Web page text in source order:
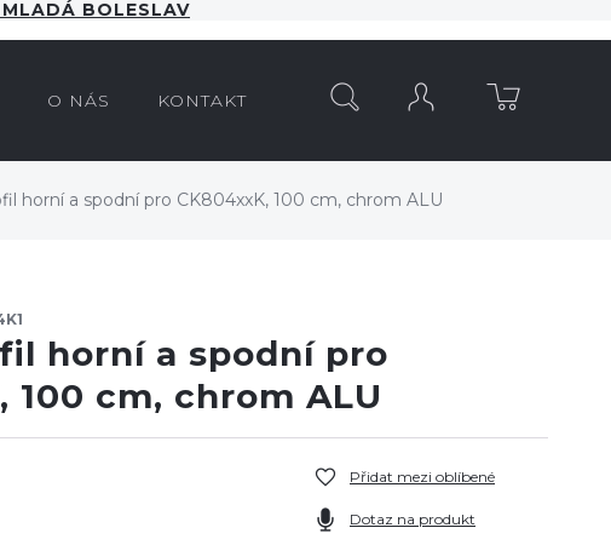
MLADÁ BOLESLAV
O NÁS KONTAKT
horní a spodní pro CK804xxK, 100 cm, chrom ALU
horní a spodní pro
100 cm, chrom ALU
Přidat mezi oblíbené
Dotaz na produkt